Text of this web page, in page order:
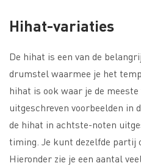
Hihat-variaties
De hihat is een van de
drumstel waarmee je het
hihat is ook waar je de
uitgeschreven voorbeelden in
de hihat in achtste-noten
timing. Je kunt dezelfde partij
Hieronder zie je een aantal